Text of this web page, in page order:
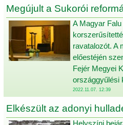
Megújult a Sukorói
A Magyar
ravatalozót. A
előestéjén
Fejér Megyei
országgyűlési
2022.11.07. 12:39
Elkészült az adonyi
Helyszíni